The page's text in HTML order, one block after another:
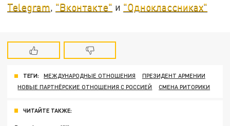
Telegram, "Вконтакте" и "Одноклассниках"
ТЕГИ: МЕЖДУНАРОДНЫЕ ОТНОШЕНИЯ
ПРЕЗИДЕНТ АРМЕНИИ
НОВЫЕ ПАРТНЁРСКИЕ ОТНОШЕНИЯ С РОССИЕЙ
СМЕНА РИТОРИКИ
ЧИТАЙТЕ ТАКЖЕ: